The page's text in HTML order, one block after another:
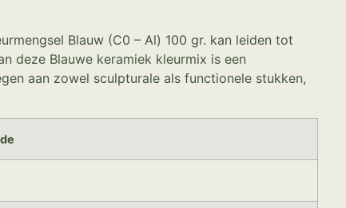
Blauw (C0 – Al) 100 gr. kan leiden tot
deze Blauwe keramiek kleurmix is een
aan zowel sculpturale als functionele stukken,